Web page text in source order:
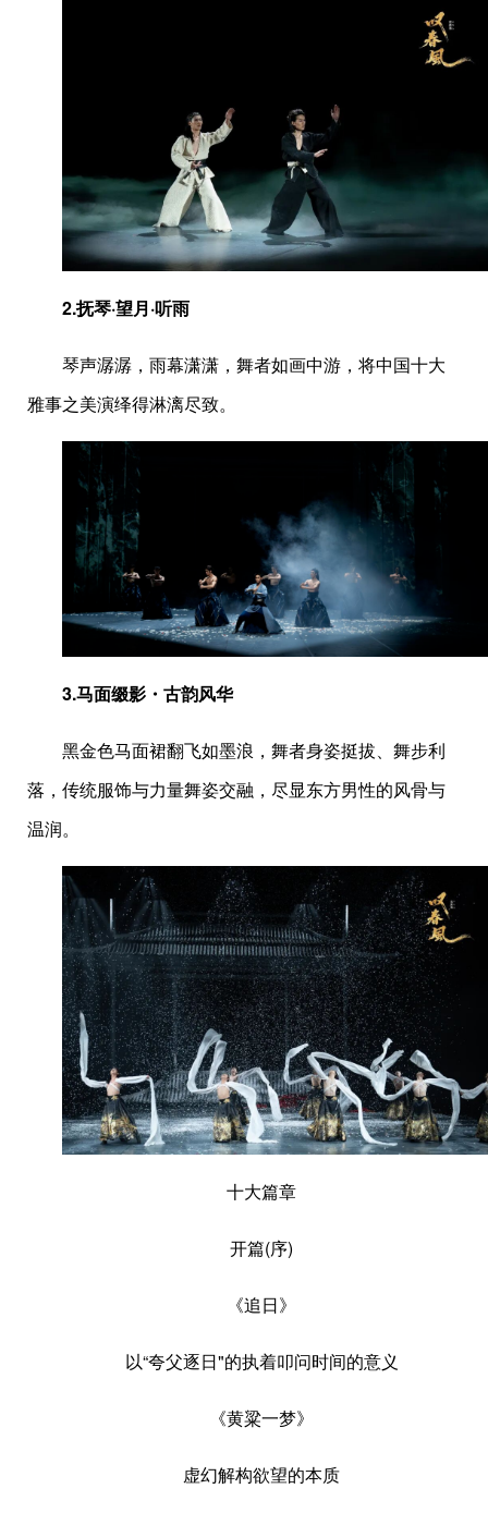
2.抚琴·望月·听雨
琴声潺潺，雨幕潇潇，舞者如画中游，将中国十大
雅事之美演绎得淋漓尽致。
3.马面缀影・古韵风华
黑金色马面裙翻飞如墨浪，舞者身姿挺拔、舞步利
落，传统服饰与力量舞姿交融，尽显东方男性的风骨与
温润。
十大篇章
开篇(序)
《追日》
以“夸父逐日"的执着叩问时间的意义
《黄粱一梦》
虚幻解构欲望的本质